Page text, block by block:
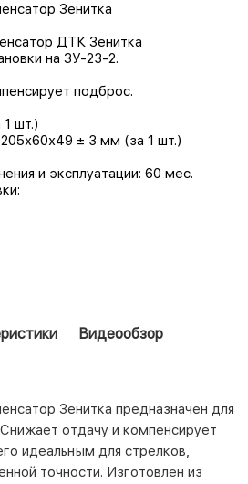
Зенитка
ДТК Зенитка
на ЗУ-23-2.
подброс.
шт.)
205х60х49 ± 3 мм (за 1 шт.)
и эксплуатации: 60 мес.
Видеообзор
Зенитка предназначен для
отдачу и компенсирует
идеальным для стрелков,
точности. Изготовлен из